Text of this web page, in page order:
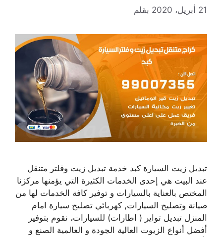
21 أبريل، 2020 بقلم
تبديل زيت السيارة كبد خدمة تبديل زيت وفلتر متنقل
عند البيت هي إحدى الخدمات الكثيرة التي يؤمنها مركزنا
المختص بالعناية بالسيارات و توفير كافة الخدمات لها من
صيانة وتصليح السيارات, كهربائي تصليح سيارة امام
المنزل تبديل تواير ( اطارات) للسيارات، نقوم بتوفير
أفضل أنواع الزيوت العالية الجودة و العالمية الصنع و